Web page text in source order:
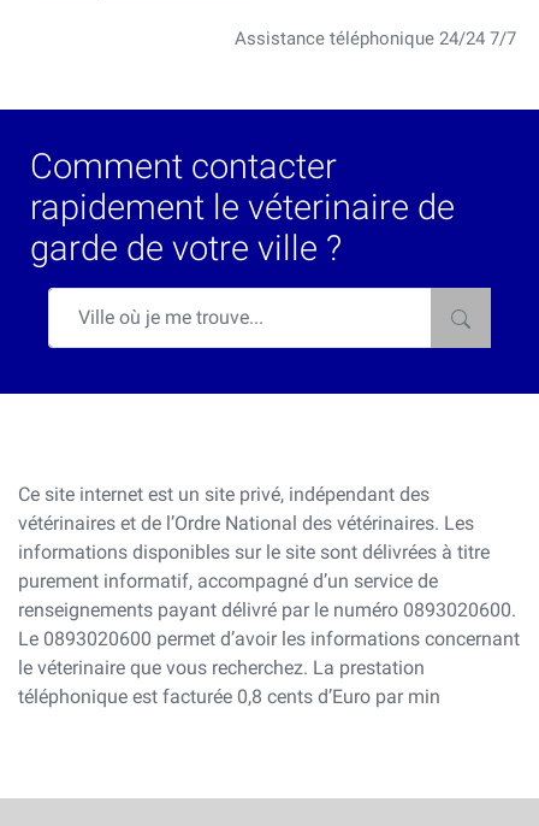
Assistance téléphonique 24/24 7/7
Comment contacter
rapidement le véterinaire de
garde de votre ville ?
Ce site internet est un site privé, indépendant des
vétérinaires et de l’Ordre National des vétérinaires. Les
informations disponibles sur le site sont délivrées à titre
purement informatif, accompagné d’un service de
renseignements payant délivré par le numéro 0893020600.
Le 0893020600 permet d’avoir les informations concernant
le véterinaire que vous recherchez. La prestation
téléphonique est facturée 0,8 cents d’Euro par min